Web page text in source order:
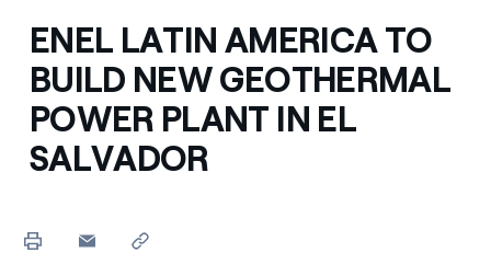
ENEL LATIN AMERICA TO
BUILD NEW GEOTHERMAL
POWER PLANT IN EL
SALVADOR